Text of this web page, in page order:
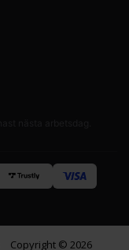
Copyright © 2026